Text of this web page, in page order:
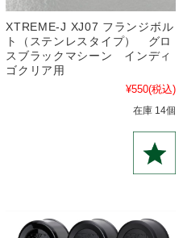
XTREME-J XJ07 フランジボル
ト（ステンレスタイプ） グロ
スブラックマシーン インディ
ゴクリア用
¥550(税込)
在庫 14個